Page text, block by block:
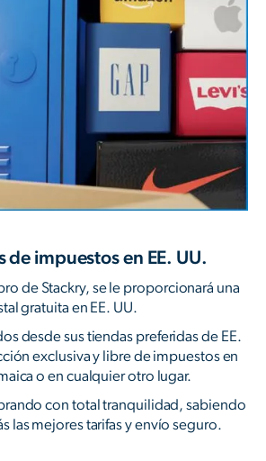
impuestos en EE. UU.
de Stackry, se le proporcionará una
gratuita en EE. UU.
desde sus tiendas preferidas de EE.
exclusiva y libre de impuestos en
o en cualquier otro lugar.
con total tranquilidad, sabiendo
las mejores tarifas y envío seguro.